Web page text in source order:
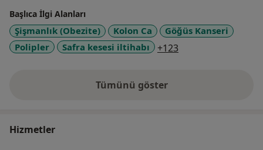
Başlıca İlgi Alanları
Şişmanlık (Obezite) Kolon Ca
Göğüs Kanseri
Polipler
Safra kesesi iltihabı +123
Tümünü gösterdeneyim hakkında
Hizmetler